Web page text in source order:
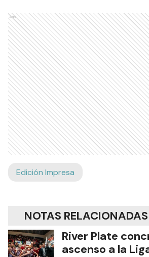
Ads
Edición Impresa
NOTAS RELACIONADAS
River Plate
ascenso a la